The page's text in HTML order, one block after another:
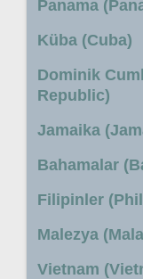
Panama
Küba (Cuba)
Dominik
Republic)
Jamaika
Bahamalar
Filipinler
Malezya
Vietnam